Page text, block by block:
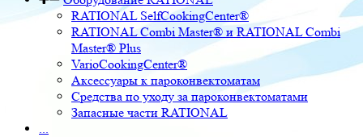
RATIONAL SelfCookingCenter®
RATIONAL Combi Master® и RATIONAL Combi
Master® Plus
VarioCookingCenter®
Аксессуары к пароконвектоматам
Средства по уходу за пароконвектоматами
Запасные части RATIONAL
...